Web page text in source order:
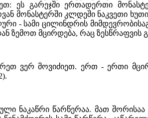
ეს გარეჯში ერთადერთი
მონასტერში კლდეში ნაკვეთი
- სამი ცილინდრის
ზემოთ მცირდება, რაც ზესწრაფვის
ვერ მოვიძიეთ. ერთ - ერთი
ნაკაწრი წარწერაა. მათ